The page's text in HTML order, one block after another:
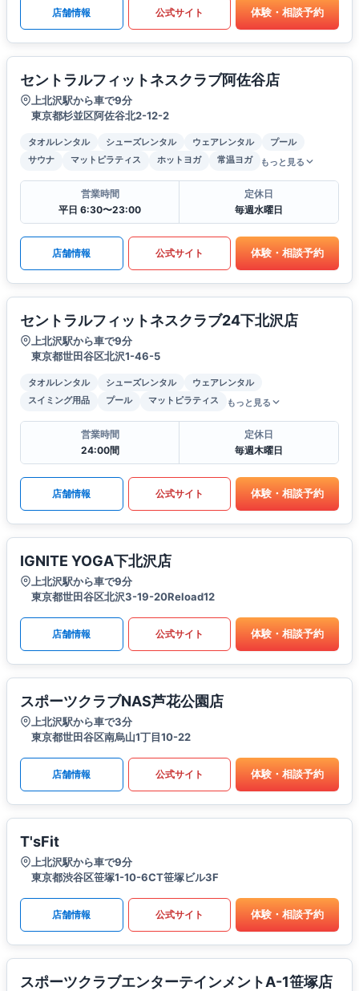
店舗情報 公式サイト 体験・相談予約
セントラルフィットネスクラブ阿佐谷店
上北沢駅から車で9分
東京都杉並区阿佐谷北2-12-2
タオルレンタル シューズレンタル ウェアレンタル
プール
サウナ
マットピラティス ホットヨガ 常温ヨガ もっと見る
営業時間
平日 6:30〜23:00
定休日
毎週水曜日
店舗情報 公式サイト 体験・相談予約
セントラルフィットネスクラブ24下北沢店
上北沢駅から車で9分
東京都世田谷区北沢1-46-5
タオルレンタル シューズレンタル
ウェアレンタル
スイミング用品
プール マットピラティス もっと見る
営業時間
24:00間
定休日
毎週木曜日
店舗情報 公式サイト 体験・相談予約
IGNITE YOGA下北沢店
上北沢駅から車で9分
東京都世田谷区北沢3-19-20Reload12
店舗情報 公式サイト 体験・相談予約
スポーツクラブNAS芦花公園店
上北沢駅から車で3分
東京都世田谷区南烏山1丁目10-22
店舗情報 公式サイト 体験・相談予約
T'sFit
上北沢駅から車で9分
東京都渋谷区笹塚1-10-6CT笹塚ビル3F
店舗情報 公式サイト 体験・相談予約
スポーツクラブエンターテインメントA-1笹塚店